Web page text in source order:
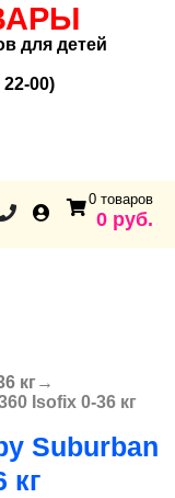
для детей
00)
0 товаров
0 руб.
кг→
Isofix 0-36 кг
Suburban
кг